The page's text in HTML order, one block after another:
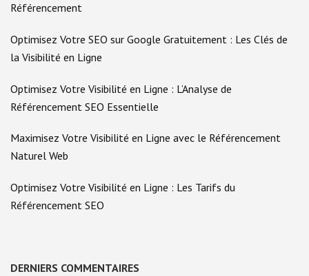
Référencement
Optimisez Votre SEO sur Google Gratuitement : Les Clés de
la Visibilité en Ligne
Optimisez Votre Visibilité en Ligne : L’Analyse de
Référencement SEO Essentielle
Maximisez Votre Visibilité en Ligne avec le Référencement
Naturel Web
Optimisez Votre Visibilité en Ligne : Les Tarifs du
Référencement SEO
DERNIERS COMMENTAIRES